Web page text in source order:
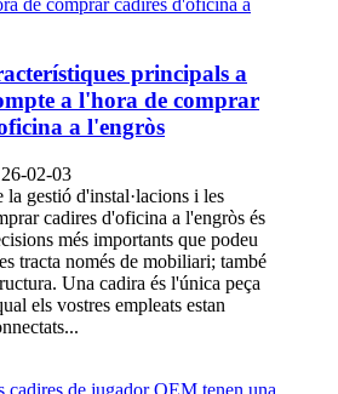
principals a
a l'hora de comprar
a l'engròs
02-03
la gestió d'instal·lacions i les
cadires d'oficina a l'engròs és
més importants que podeu
tracta només de mobiliari; també
Una cadira és l'única peça
els vostres empleats estan